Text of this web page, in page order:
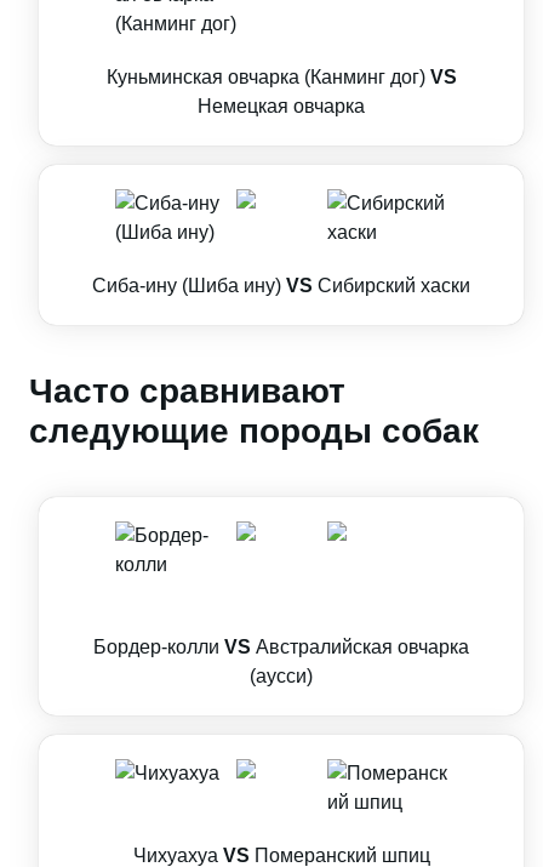
Куньминская овчарка (Канминг дог) VS
Немецкая овчарка
Сиба-ину (Шиба ину) VS Сибирский хаски
Часто сравнивают
следующие породы собак
Бордер-колли VS Австралийская овчарка
(аусси)
Чихуахуа VS Померанский шпиц